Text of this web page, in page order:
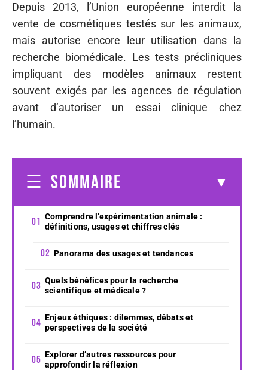
Depuis 2013, l’Union européenne interdit la
vente de cosmétiques testés sur les animaux,
mais autorise encore leur utilisation dans la
recherche biomédicale. Les tests précliniques
impliquant des modèles animaux restent
souvent exigés par les agences de régulation
avant d’autoriser un essai clinique chez
l’humain.
SOMMAIRE
Comprendre l’expérimentation animale :
définitions, usages et chiffres clés
Panorama des usages et tendances
Quels bénéfices pour la recherche
scientifique et médicale ?
Enjeux éthiques : dilemmes, débats et
perspectives de la société
Explorer d’autres ressources pour
approfondir la réflexion